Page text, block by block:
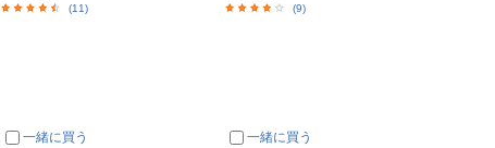
(11)
一緒に買う
(9)
一緒に買う